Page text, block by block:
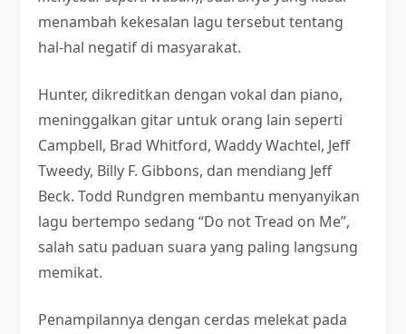
menambah kekesalan lagu tersebut tentang
hal-hal negatif di masyarakat.
Hunter, dikreditkan dengan vokal dan piano,
meninggalkan gitar untuk orang lain seperti
Campbell, Brad Whitford, Waddy Wachtel, Jeff
Tweedy, Billy F. Gibbons, dan mendiang Jeff
Beck. Todd Rundgren membantu menyanyikan
lagu bertempo sedang “Do not Tread on Me”,
salah satu paduan suara yang paling langsung
memikat.
Penampilannya dengan cerdas melekat pada